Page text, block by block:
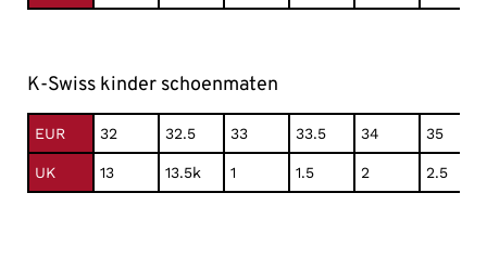
K-Swiss kinder schoenmaten
EUR 32 32.5 33 33.5 34 35
UK 13 13.5k 1 1.5 2 2.5